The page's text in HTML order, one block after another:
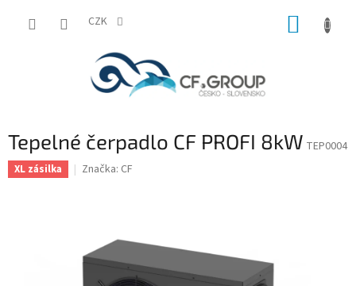
CZK
Tepelné čerpadlo CF PROFI 8kW TEP0004
XL zásilka Značka: CF